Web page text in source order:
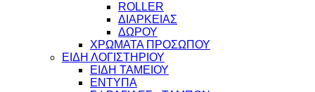
ROLLER
ΔΙΑΡΚΕΙΑΣ
ΔΩΡΟΥ
ΧΡΩΜΑΤΑ ΠΡΟΣΩΠΟΥ
ΕΙΔΗ ΛΟΓΙΣΤΗΡΙΟΥ
ΕΙΔΗ ΤΑΜΕΙΟΥ
ΕΝΤΥΠΑ